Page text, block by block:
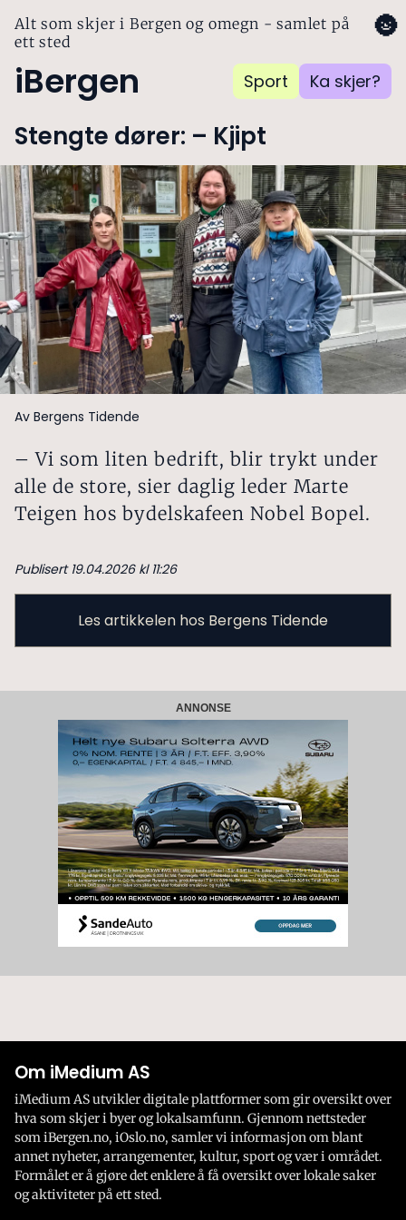
Alt som skjer i Bergen og omegn - samlet på
ett sted
iBergen Sport Ka skjer?
🌚
Stengte dører: – Kjipt
Av Bergens Tidende
– Vi som liten bedrift, blir trykt under
alle de store, sier daglig leder Marte
Teigen hos bydelskafeen Nobel Bopel.
Publisert 19.04.2026 kl 11:26
Les artikkelen hos Bergens Tidende
ANNONSE
Om iMedium AS
iMedium AS utvikler digitale plattformer som gir oversikt over
hva som skjer i byer og lokalsamfunn. Gjennom nettsteder
som iBergen.no, iOslo.no, samler vi informasjon om blant
annet nyheter, arrangementer, kultur, sport og vær i området.
Formålet er å gjøre det enklere å få oversikt over lokale saker
og aktiviteter på ett sted.